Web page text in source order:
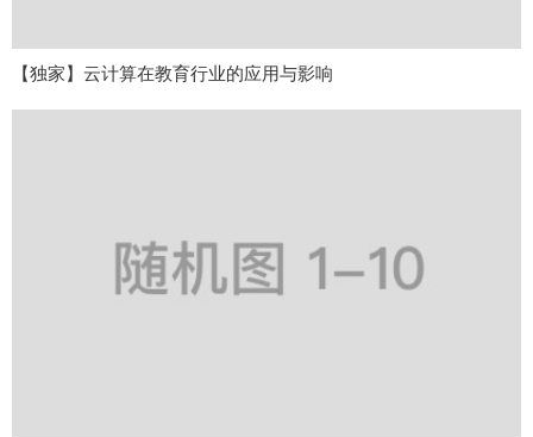
【独家】云计算在教育行业的应用与影响